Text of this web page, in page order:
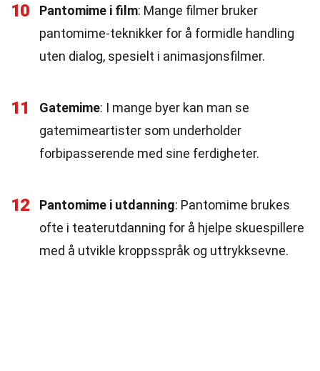
10 Pantomime i film: Mange filmer bruker
pantomime-teknikker for å formidle handling
uten dialog, spesielt i animasjonsfilmer.
11 Gatemime: I mange byer kan man se
gatemimeartister som underholder
forbipasserende med sine ferdigheter.
12 Pantomime i utdanning: Pantomime brukes
ofte i teaterutdanning for å hjelpe skuespillere
med å utvikle kroppsspråk og uttrykksevne.